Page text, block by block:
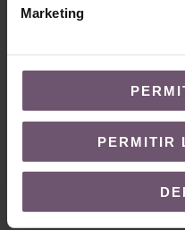
Marketing
PERMITIR
ZE31 –
14x4cm
Reference: ZE31
Measures: 14 x 4 cm